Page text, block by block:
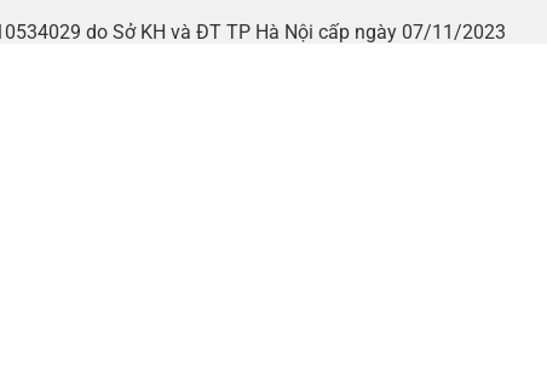
do Sở KH và ĐT TP Hà Nội cấp ngày 07/11/2023